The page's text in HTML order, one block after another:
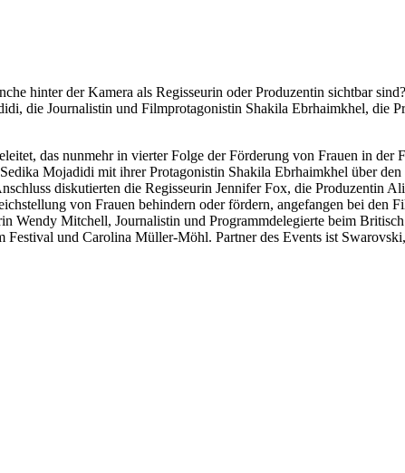
hinter der Kamera als Regisseurin oder Produzentin sichtbar
die Journalistin und Filmprotagonistin Shakila Ebrhaimkhel, die
das nunmehr in vierter Folge der Förderung von Frauen in der
Mojadidi mit ihrer Protagonistin Shakila Ebrhaimkhel über
diskutierten die Regisseurin Jennifer Fox, die Produzentin
von Frauen behindern oder fördern, angefangen bei
Wendy Mitchell, Journalistin und Programmdelegierte beim
und Carolina Müller-Möhl. Partner des Events ist